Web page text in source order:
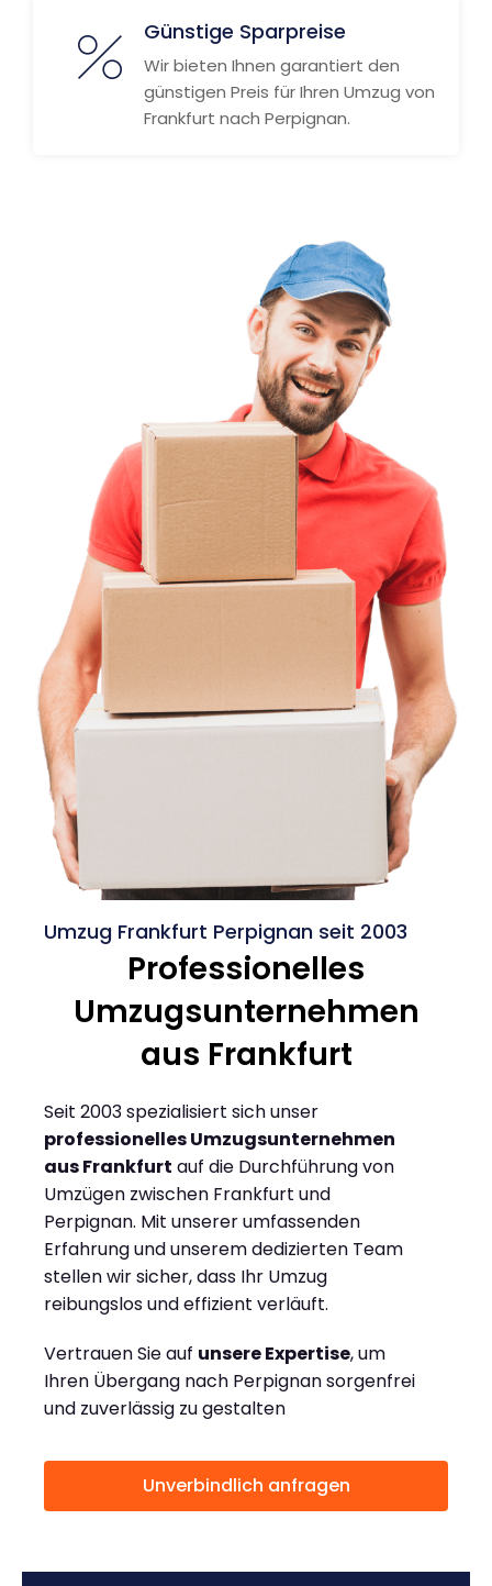
Günstige Sparpreise
Wir bieten Ihnen garantiert den
günstigen Preis für Ihren Umzug von
Frankfurt nach Perpignan.
Umzug Frankfurt Perpignan seit 2003
Professionelles
Umzugsunternehmen
aus Frankfurt
Seit 2003 spezialisiert sich unser
professionelles Umzugsunternehmen
aus Frankfurt auf die Durchführung von
Umzügen zwischen Frankfurt und
Perpignan. Mit unserer umfassenden
Erfahrung und unserem dedizierten Team
stellen wir sicher, dass Ihr Umzug
reibungslos und effizient verläuft.
Vertrauen Sie auf unsere Expertise, um
Ihren Übergang nach Perpignan sorgenfrei
und zuverlässig zu gestalten
Unverbindlich anfragen